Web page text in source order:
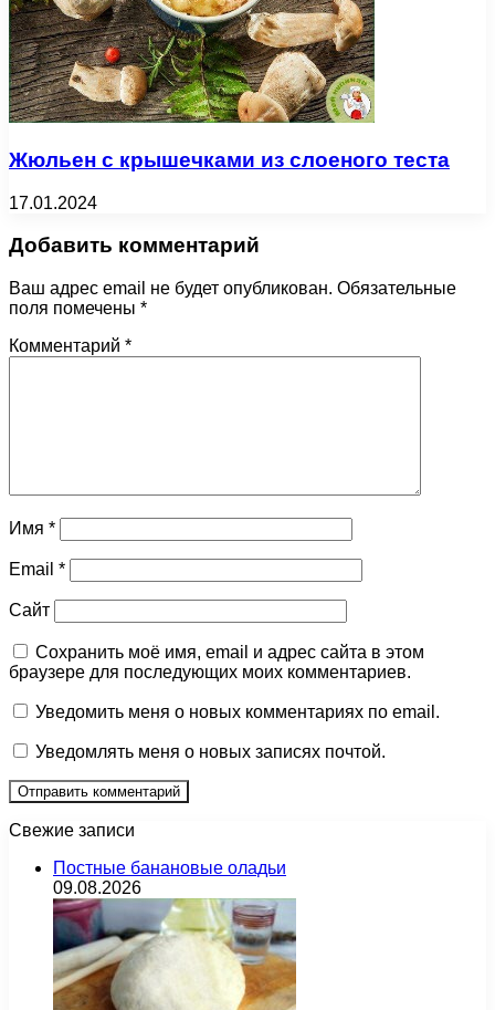
Жюльен с крышечками из слоеного теста
17.01.2024
Добавить комментарий
Ваш адрес email не будет опубликован. Обязательные
поля помечены *
Комментарий *
Имя *
Email *
Сайт
Сохранить моё имя, email и адрес сайта в этом
браузере для последующих моих комментариев.
Уведомить меня о новых комментариях по email.
Уведомлять меня о новых записях почтой.
Свежие записи
Постные банановые оладьи
09.08.2026